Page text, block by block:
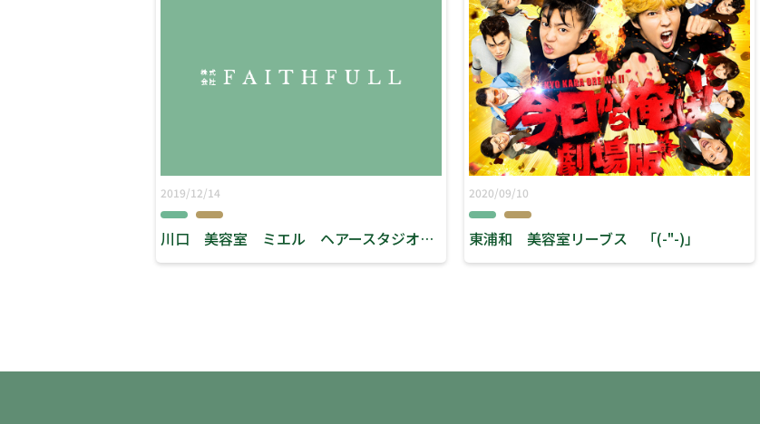
2019/12/14
川口 美容室 ミエル ヘアースタジオリーブス 『マクドナルドオープン！』
2020/09/10
東浦和 美容室リーブス 「(-"-)」